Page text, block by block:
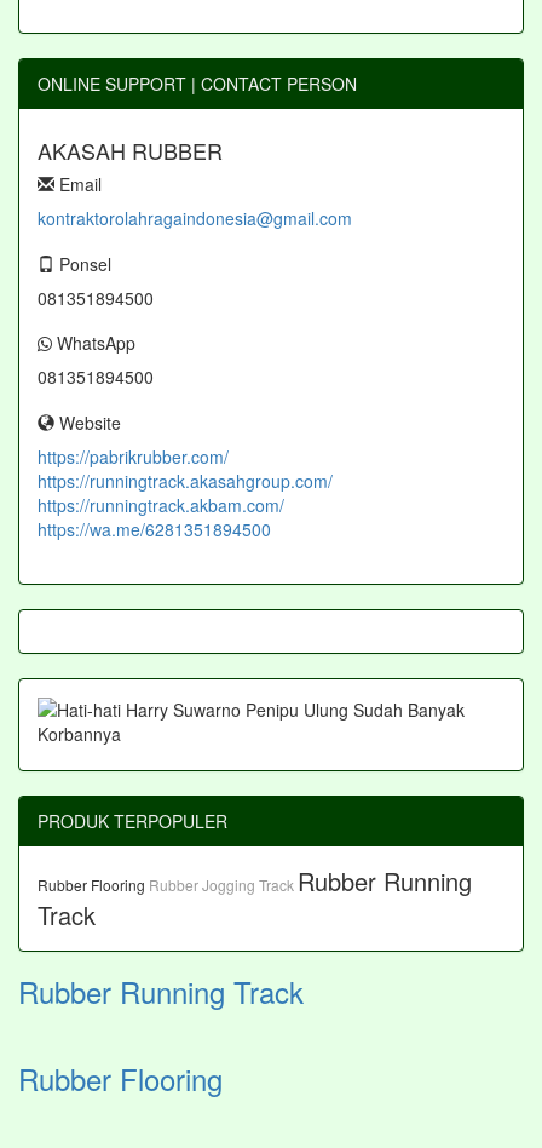
ONLINE SUPPORT | CONTACT PERSON
AKASAH RUBBER
Email
kontraktorolahragaindonesia@gmail.com
Ponsel
081351894500
WhatsApp
081351894500
Website
https://pabrikrubber.com/
https://runningtrack.akasahgroup.com/
https://runningtrack.akbam.com/
https://wa.me/6281351894500
PRODUK TERPOPULER
Rubber Flooring Rubber Jogging Track Rubber Running
Track
Rubber Running Track
Rubber Flooring